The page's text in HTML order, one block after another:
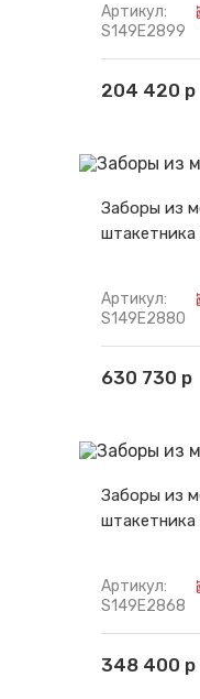
Артикул:
S149E2899
204 420 р
Заборы из
Артикул:
S149E2880
630 730 р
Заборы из
Артикул:
S149E2868
348 400 р